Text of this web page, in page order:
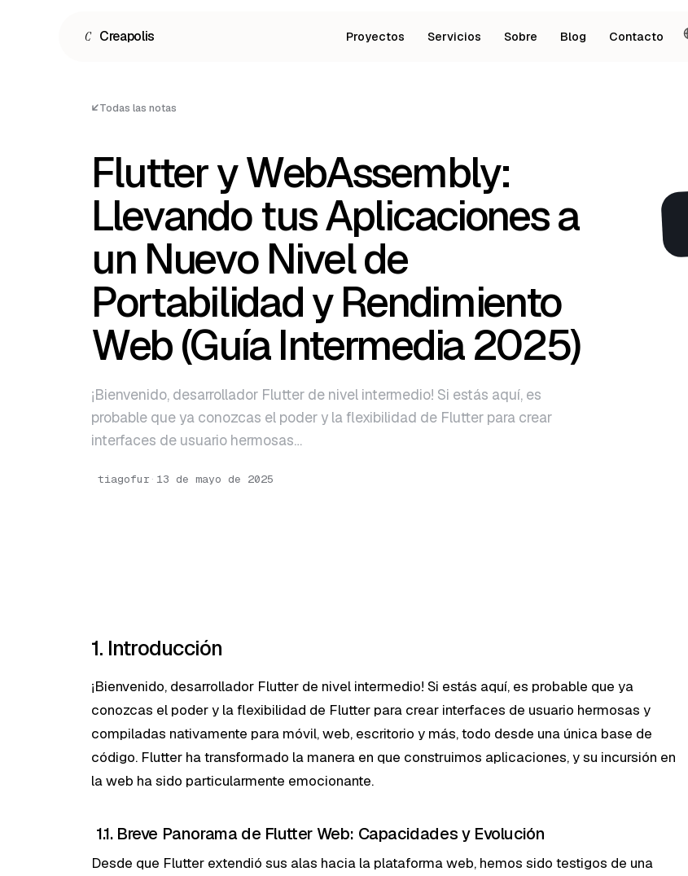
C Creapolis Proyectos Servicios Sobre Blog Contacto
Todas las notas
Flutter y WebAssembly:
Llevando tus Aplicaciones a
un Nuevo Nivel de
Portabilidad y Rendimiento
Web (Guía Intermedia 2025)
¡Bienvenido, desarrollador Flutter de nivel intermedio! Si estás aquí, es
probable que ya conozcas el poder y la flexibilidad de Flutter para crear
interfaces de usuario hermosas…
tiagofur · 13 de mayo de 2025
1. Introducción
¡Bienvenido, desarrollador Flutter de nivel intermedio! Si estás aquí, es probable que ya
conozcas el poder y la flexibilidad de Flutter para crear interfaces de usuario hermosas y
compiladas nativamente para móvil, web, escritorio y más, todo desde una única base de
código. Flutter ha transformado la manera en que construimos aplicaciones, y su incursión en
la web ha sido particularmente emocionante.
1.1. Breve Panorama de Flutter Web: Capacidades y Evolución
Desde que Flutter extendió sus alas hacia la plataforma web, hemos sido testigos de una